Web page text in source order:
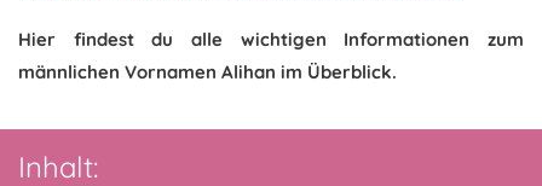
Hier findest du alle wichtigen Informationen zum
männlichen Vornamen Alihan im Überblick.
Inhalt: